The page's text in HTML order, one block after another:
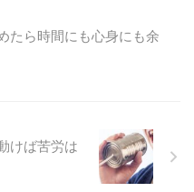
たら時間にも心身にも余
けば苦労は